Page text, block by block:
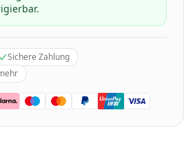
Sichere Zahlung